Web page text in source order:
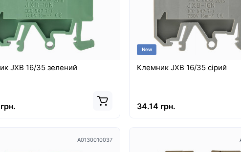
JXB 16/35 зелений
New
Клемник JXB 16/35 сірий
34.14 грн.
A0130010037